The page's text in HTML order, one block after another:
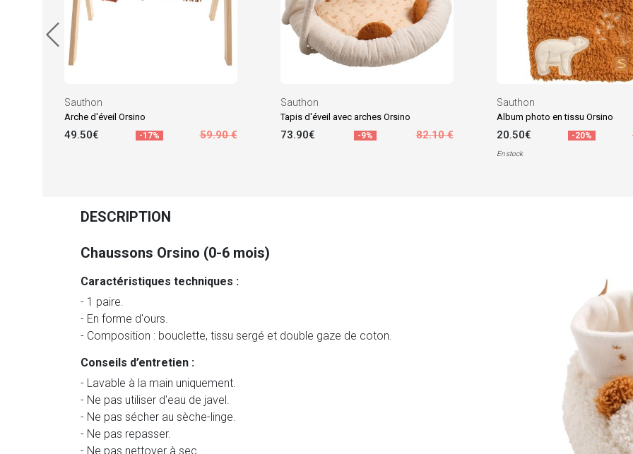
Sauthon
Arche d'éveil Orsino
49.50€ -17% 59.90 €
Sauthon
Tapis d'éveil avec arches Orsino
73.90€ -9% 82.10 €
Sauthon
Album photo en tissu Orsino
20.50€ -20%
En stock
DESCRIPTION
Chaussons Orsino (0-6 mois)
Caractéristiques techniques :
- 1 paire.
- En forme d'ours.
- Composition : bouclette, tissu sergé et double gaze de coton.
Conseils d’entretien :
- Lavable à la main uniquement.
- Ne pas utiliser d'eau de javel.
- Ne pas sécher au sèche-linge.
- Ne pas repasser.
- Ne pas nettoyer à sec.